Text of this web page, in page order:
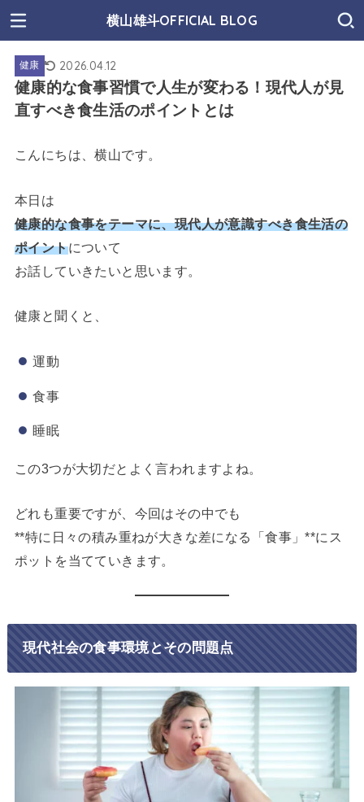
横山雄斗OFFICIAL BLOG
健康 2026.04.12
健康的な食事習慣で人生が変わる！現代人が見
直すべき食生活のポイントとは
こんにちは、横山です。
本日は
健康的な食事をテーマに、現代人が意識すべき食生活の
ポイントについて
お話していきたいと思います。
健康と聞くと、
運動
食事
睡眠
この3つが大切だとよく言われますよね。
どれも重要ですが、今回はその中でも
**特に日々の積み重ねが大きな差になる「食事」**にス
ポットを当てていきます。
現代社会の食事環境とその問題点